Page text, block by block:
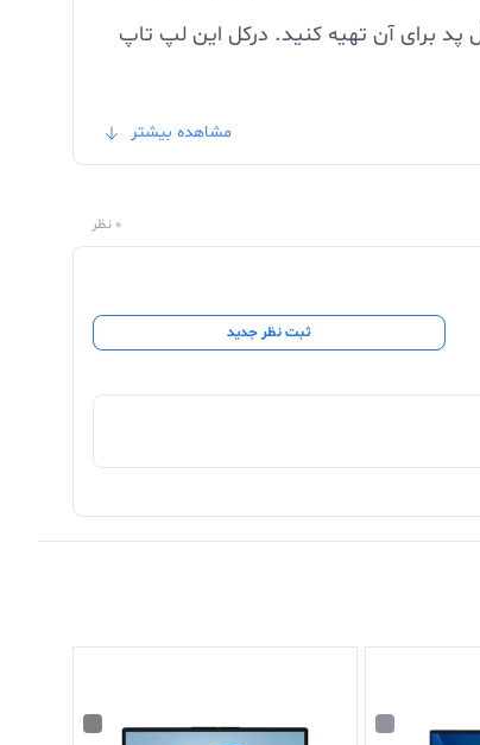
پد برای آن تهیه کنید. درکل این لپ تاپ
هوآوی آمده برای هرچه ظریف‌تر و نازک‌تر کردن صفحه نمایش لپ تاپ MateBook X Pro، دوربین وبکم آن را به صورت یک کلید روی کیبورد، بین کلیدهای F6 و F7،
مشاهده بیشتر
0 نظر
ثبت نظر جدید